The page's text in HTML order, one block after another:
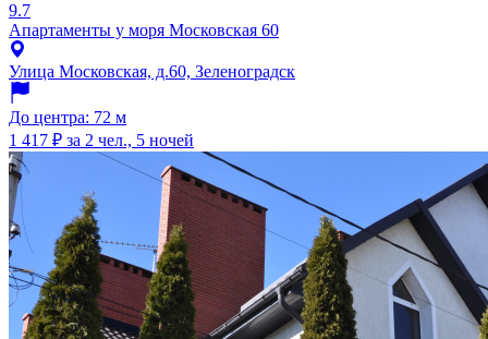
9.7
Апартаменты у моря Московская 60
Улица Московская, д.60, Зеленоградск
До центра: 72 м
1 417 ₽ за 2 чел., 5 ночей